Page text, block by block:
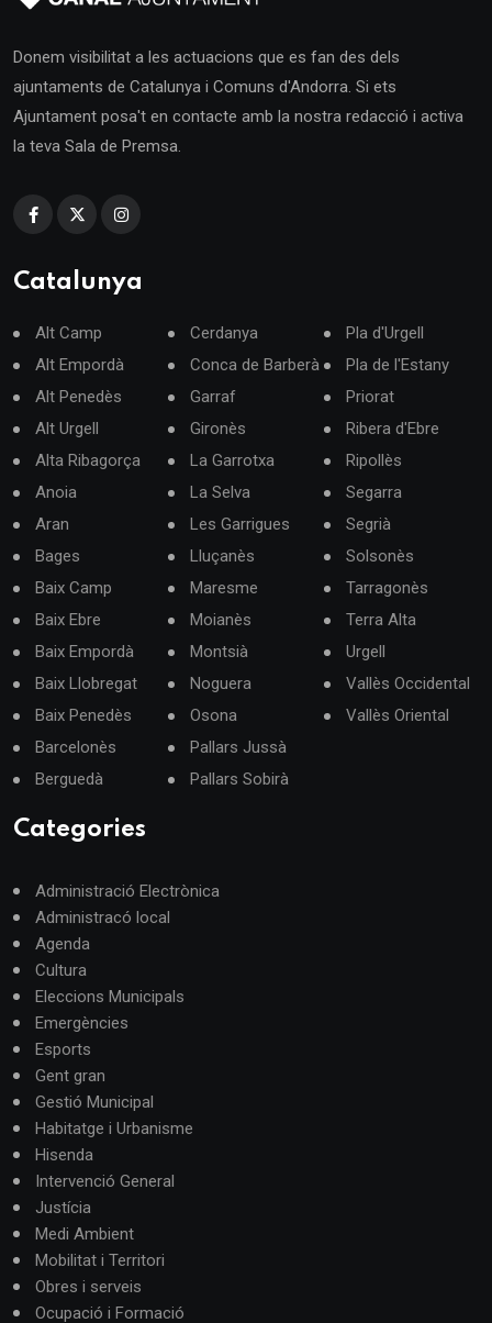
Donem visibilitat a les actuacions que es fan des dels
ajuntaments de Catalunya i Comuns d'Andorra. Si ets
Ajuntament posa't en contacte amb la nostra redacció i activa
la teva Sala de Premsa.
Catalunya
Alt Camp
Alt Empordà
Alt Penedès
Alt Urgell
Alta Ribagorça
Anoia
Aran
Bages
Baix Camp
Baix Ebre
Baix Empordà
Baix Llobregat
Baix Penedès
Barcelonès
Berguedà
Cerdanya
Conca de Barberà
Garraf
Gironès
La Garrotxa
La Selva
Les Garrigues
Lluçanès
Maresme
Moianès
Montsià
Noguera
Osona
Pallars Jussà
Pallars Sobirà
Pla d'Urgell
Pla de l'Estany
Priorat
Ribera d'Ebre
Ripollès
Segarra
Segrià
Solsonès
Tarragonès
Terra Alta
Urgell
Vallès Occidental
Vallès Oriental
Categories
Administració Electrònica
Administracó local
Agenda
Cultura
Eleccions Municipals
Emergències
Esports
Gent gran
Gestió Municipal
Habitatge i Urbanisme
Hisenda
Intervenció General
Justícia
Medi Ambient
Mobilitat i Territori
Obres i serveis
Ocupació i Formació